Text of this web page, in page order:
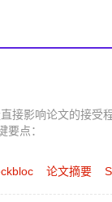
接影响论文的接
要点：
论文摘要